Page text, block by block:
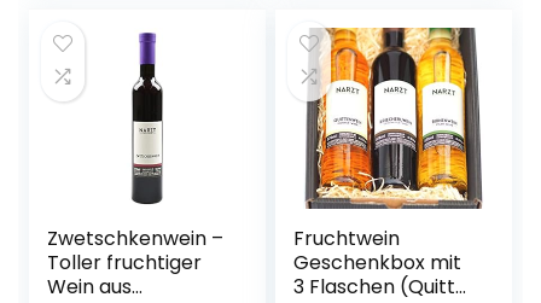
Zwetschkenwein –
Toller fruchtiger
Wein aus
Fruchtwein
Geschenkbox mit
3 Flaschen (Quitte,